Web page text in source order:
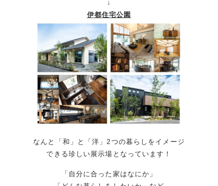
↓
伊都住宅公園
なんと「和」と「洋」2つの暮らしをイメージ
できる珍しい展示場となっています！
「自分に合った家はなにか」